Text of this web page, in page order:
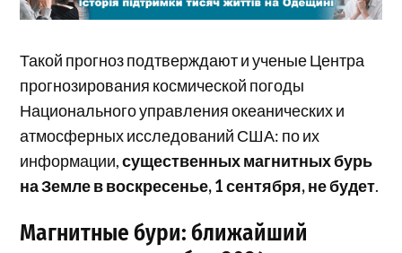
Такой прогноз подтверждают и ученые Центра
прогнозирования космической погоды
Национального управления океанических и
атмосферных исследований США: по их
информации,существенных магнитных бурь
на Земле в воскресенье, 1 сентября, не будет.
Магнитные бури: ближайший